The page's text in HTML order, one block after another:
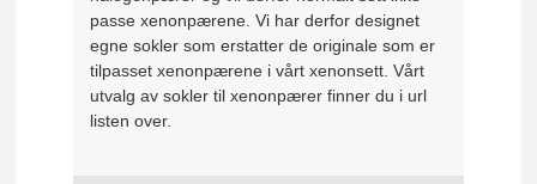
passe xenonpærene. Vi har derfor designet
egne sokler som erstatter de originale som er
tilpasset xenonpærene i vårt xenonsett. Vårt
utvalg av sokler til xenonpærer finner du i url
listen over.